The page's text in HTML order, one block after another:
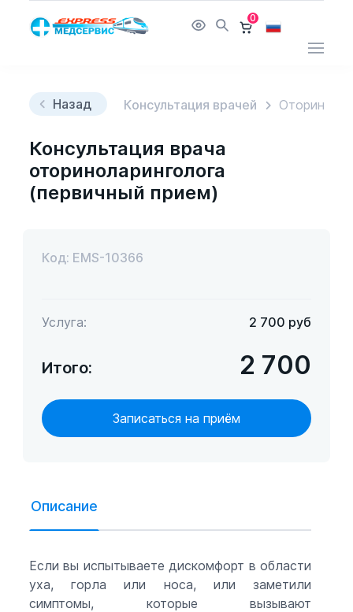
0
Назад Консультация врачей
Консультация врача
оториноларинголога
(первичный прием)
Описание
Если вы испытываете дискомфорт в области
уха, горла или носа, или заметили
симптомы, которые вызывают
Код: EMS-10366
Услуга: 2 700 руб
Итого: 2 700
Записаться на приём